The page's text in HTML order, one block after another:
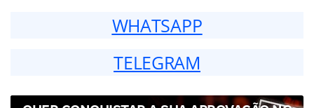
WHATSAPP
TELEGRAM